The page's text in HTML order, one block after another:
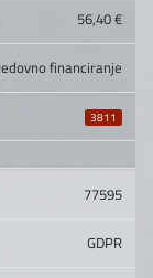
56,40 €
financiranje
3811
77595
GDPR